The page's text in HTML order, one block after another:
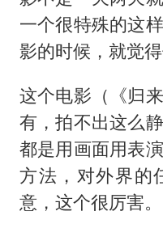
一个很特殊的这
影的时候，就觉
这个电影（《归
有，拍不出这么
都是用画面用表
方法，对外界的
意，这个很厉害。